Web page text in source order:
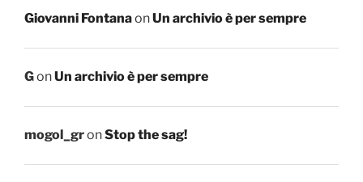
Giovanni FontanaonUn archivio è per sempre
GonUn archivio è per sempre
mogol_gronStop the sag!